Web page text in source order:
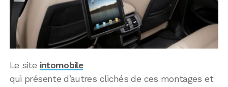
Le site intomobile
qui présente d’autres clichés de ces montages et